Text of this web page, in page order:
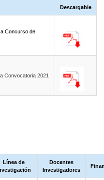
Descargable
Concurso de
Convocatoria 2021
Línea de
Docentes
Investigadores